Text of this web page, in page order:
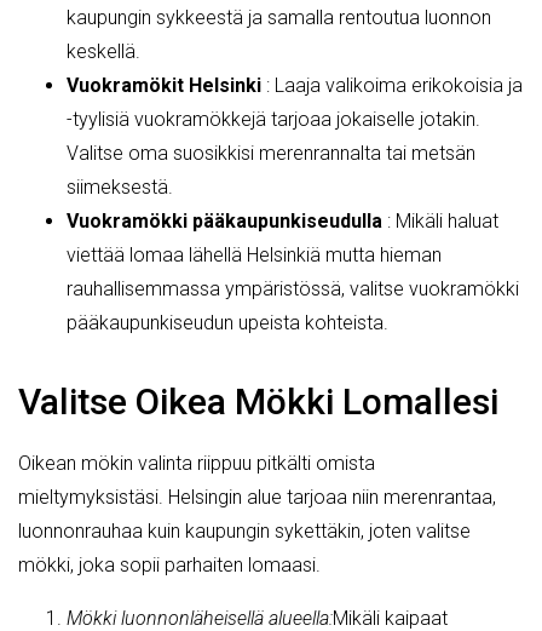
kaupungin sykkeestä ja samalla rentoutua luonnon
keskellä.
Vuokramökit Helsinki : Laaja valikoima erikokoisia ja
-tyylisiä vuokramökkejä tarjoaa jokaiselle jotakin.
Valitse oma suosikkisi merenrannalta tai metsän
siimeksestä.
Vuokramökki pääkaupunkiseudulla : Mikäli haluat
viettää lomaa lähellä Helsinkiä mutta hieman
rauhallisemmassa ympäristössä, valitse vuokramökki
pääkaupunkiseudun upeista kohteista.
Valitse Oikea Mökki Lomallesi
Oikean mökin valinta riippuu pitkälti omista
mieltymyksistäsi. Helsingin alue tarjoaa niin merenrantaa,
luonnonrauhaa kuin kaupungin sykettäkin, joten valitse
mökki, joka sopii parhaiten lomaasi.
Mökki luonnonläheisellä alueella:Mikäli kaipaat